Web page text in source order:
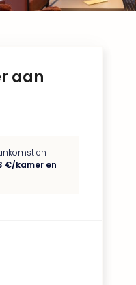
aan
en
€/kamer en